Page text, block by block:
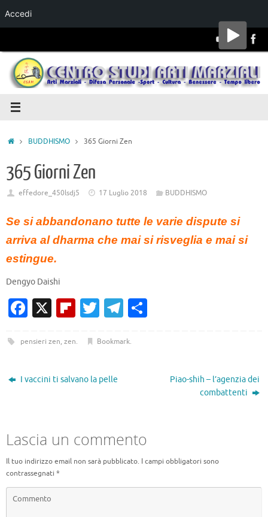
Accedi
Salta al
BUDDHISMO 365 Giorni Zen
365 Giorni Zen
effedore_450lsdj5 17 Luglio 2018 BUDDHISMO
Se si abbandonano tutte le varie dispute si
arriva al dharma che mai si risveglia e mai si
estingue.
Dengyo Daishi
Fa
e
o
X Fl
b
ar
T
it
r
T
e
pensieri zen, zen. Bookmark.
I vaccini ti salvano la pelle
Piao-shih – l’agenzia dei
combattenti
Lascia un commento
Il tuo indirizzo email non sarà pubblicato. I campi obbligatori sono
contrassegnati *